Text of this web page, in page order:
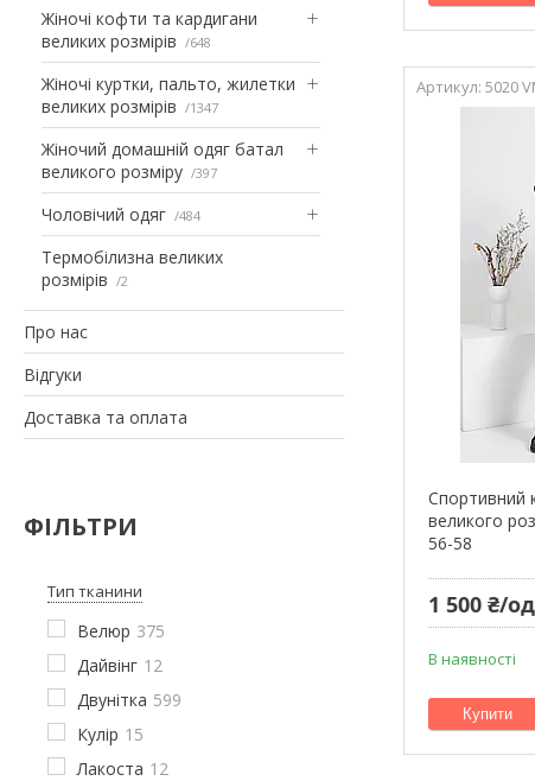
Жіночі кофти та кардигани
великих розмірів
648
Жіночі куртки, пальто, жилетки
великих розмірів
1347
Жіночий домашній одяг батал
великого розміру
397
Чоловічий одяг 484
Термобілизна великих
розмірів
2
Про нас
Відгуки
Доставка та оплата
ФІЛЬТРИ
Тип тканини
Велюр 375
Дайвінг 12
Двунітка 599
Кулір 15
Лакоста 12
5020
Спортивний
великого
56-58
1 500 ₴/
В наявності
Купити